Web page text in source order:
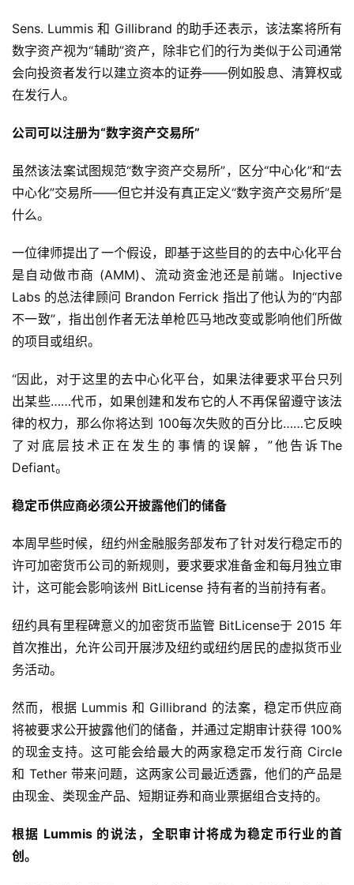
Sens. Lummis 和 Gillibrand 的助手还表示，该法案将所有
数字资产视为“辅助”资产，除非它们的行为类似于公司通常
会向投资者发行以建立资本的证券——例如股息、清算权或
在发行人。
公司可以注册为“数字资产交易所”
虽然该法案试图规范“数字资产交易所”，区分“中心化”和“去
中心化”交易所——但它并没有真正定义“数字资产交易所”是
什么。
一位律师提出了一个假设，即基于这些目的的去中心化平台
是自动做市商 (AMM)、流动资金池还是前端。Injective
Labs 的总法律顾问 Brandon Ferrick 指出了他认为的“内部
不一致”，指出创作者无法单枪匹马地改变或影响他们所做
的项目或组织。
“因此，对于这里的去中心化平台，如果法律要求平台只列
出某些……代币，如果创建和发布它的人不再保留遵守该法
律的权力，那么你将达到 100每次失败的百分比……它反映
了对底层技术正在发生的事情的误解，”他告诉The
Defiant。
稳定币供应商必须公开披露他们的储备
本周早些时候，纽约州金融服务部发布了针对发行稳定币的
许可加密货币公司的新规则，要求要求准备金和每月独立审
计，这可能会影响该州 BitLicense 持有者的当前持有者。
纽约具有里程碑意义的加密货币监管 BitLicense于 2015 年
首次推出，允许公司开展涉及纽约或纽约居民的虚拟货币业
务活动。
然而，根据 Lummis 和 Gillibrand 的法案，稳定币供应商
将被要求公开披露他们的储备，并通过定期审计获得 100%
的现金支持。这可能会给最大的两家稳定币发行商 Circle
和 Tether 带来问题，这两家公司最近透露，他们的产品是
由现金、类现金产品、短期证券和商业票据组合支持的。
根据 Lummis 的说法，全职审计将成为稳定币行业的首
创。